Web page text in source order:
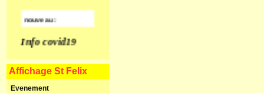
nouveau :
Info covid19
Affichage St Felix
Evenement